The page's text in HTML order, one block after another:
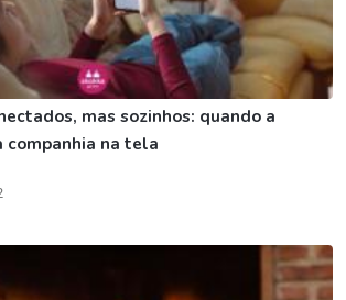
mas sozinhos: quando a
na tela